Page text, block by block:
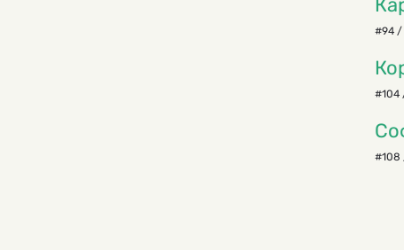
#94 /
#104
#108